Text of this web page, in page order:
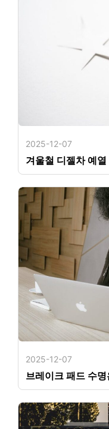
2025-12-07
겨울철 디젤차 예열
2025-12-07
브레이크 패드 수